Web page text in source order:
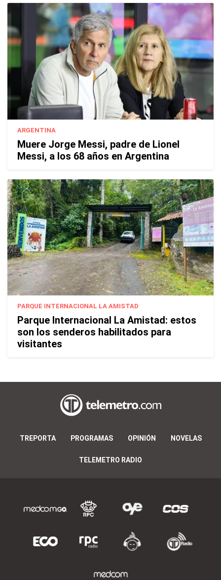
ARGENTINA
Muere Jorge Messi, padre de Lionel
Messi, a los 68 años en Argentina
PARQUE INTERNACIONAL LA AMISTAD
Parque Internacional La Amistad: estos
son los senderos habilitados para
visitantes
TREPORTA PROGRAMAS OPINIÓN NOVELAS
TELEMETRO RADIO